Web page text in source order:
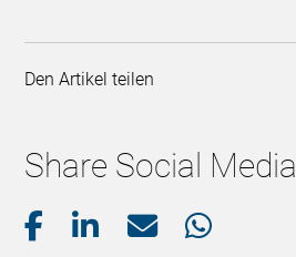
Den Artikel teilen
Share Social Media